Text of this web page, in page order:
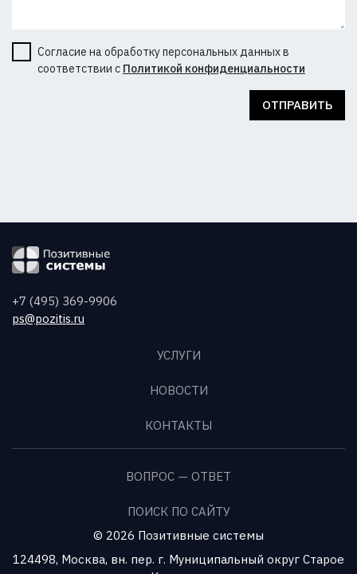
Согласие на обработку персональных данных в
соответствии с Политикой конфиденциальности
ОТПРАВИТЬ
+7 (495) 369-9906
ps@pozitis.ru
УСЛУГИ
НОВОСТИ
КОНТАКТЫ
ВОПРОС — ОТВЕТ
ПОИСК ПО САЙТУ
© 2026 Позитивные системы
124498, Москва, вн. пер. г. Муниципальный округ Старое